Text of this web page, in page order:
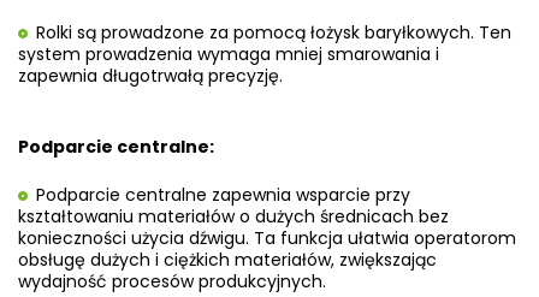
Rolki są prowadzone za pomocą łożysk baryłkowych. Ten
system prowadzenia wymaga mniej smarowania i
zapewnia długotrwałą precyzję.
Podparcie centralne:
Podparcie centralne zapewnia wsparcie przy
kształtowaniu materiałów o dużych średnicach bez
konieczności użycia dźwigu. Ta funkcja ułatwia operatorom
obsługę dużych i ciężkich materiałów, zwiększając
wydajność procesów produkcyjnych.